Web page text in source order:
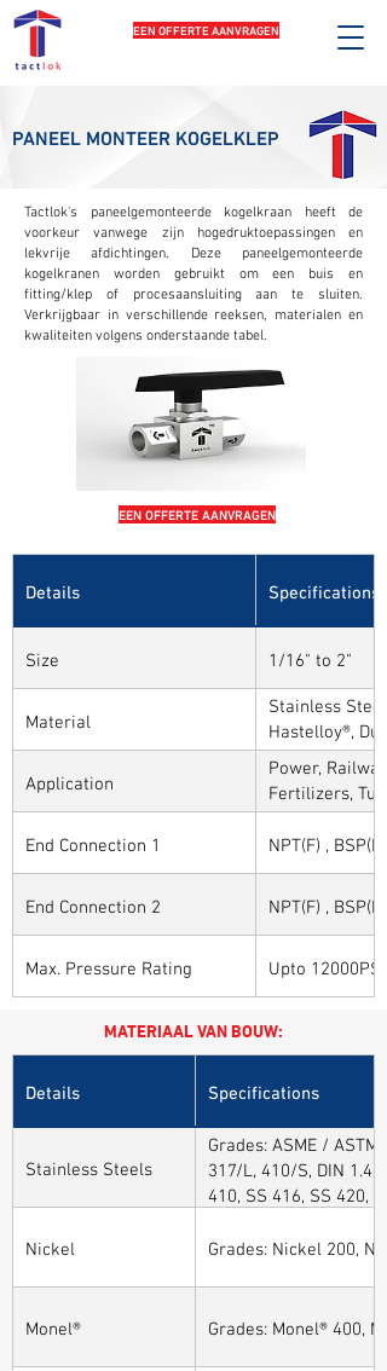
EEN OFFERTE AANVRAGEN
PANEEL MONTEER KOGELKLEP
Tactlok's paneelgemonteerde kogelkraan heeft de
voorkeur vanwege zijn hogedruktoepassingen en
lekvrije afdichtingen. Deze paneelgemonteerde
kogelkranen worden gebruikt om een buis en
fitting/klep of procesaansluiting aan te sluiten.
Verkrijgbaar in verschillende reeksen, materialen en
kwaliteiten volgens onderstaande tabel.
EEN OFFERTE AANVRAGEN
Details Specifications
Size 1/16" to 2"
Material
Stainless
Hastelloy®,
Alloys
Application
Power,
Fertilizers,
Sytems, Paper
End Connection 1
NPT(F) ,
End Connection 2 NPT(F) ,
Max. Pressure Rating Upto 12000PSI
MATERIAAL VAN BOUW:
Details Specifications
Stainless Steels
Grades: ASME /
317/L, 410/S, DIN
410, SS 416, SS 420,
Nickel
Grades: Nickel 200,
Monel® Grades: Monel® 400,